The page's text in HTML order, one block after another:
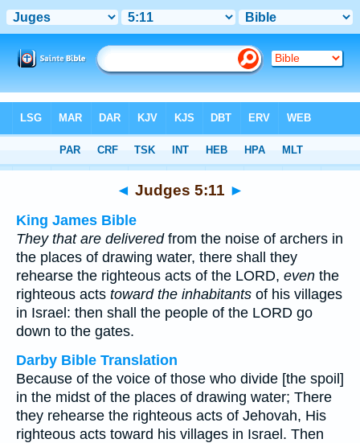
> Judges 5:11
◄ Judges 5:11 ►
King James Bible
They that are deliveredfrom the noise of archers in
the places of drawing water, there shall they
rehearse the righteous acts of the LORD, even the
righteous acts toward the inhabitants of his villages
in Israel: then shall the people of the LORD go
down to the gates.
Darby Bible Translation
Because of the voice of those who divide [the spoil]
in the midst of the places of drawing water; There
they rehearse the righteous acts of Jehovah, His
righteous acts toward his villages in Israel. Then